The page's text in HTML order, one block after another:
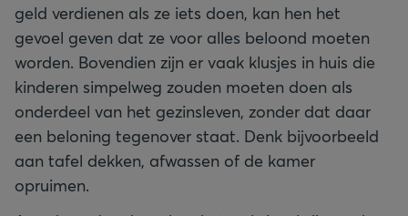
geld verdienen als ze iets doen, kan hen het
gevoel geven dat ze voor alles beloond moeten
worden. Bovendien zijn er vaak klusjes in huis die
kinderen simpelweg zouden moeten doen als
onderdeel van het gezinsleven, zonder dat daar
een beloning tegenover staat. Denk bijvoorbeeld
aan tafel dekken, afwassen of de kamer
opruimen.